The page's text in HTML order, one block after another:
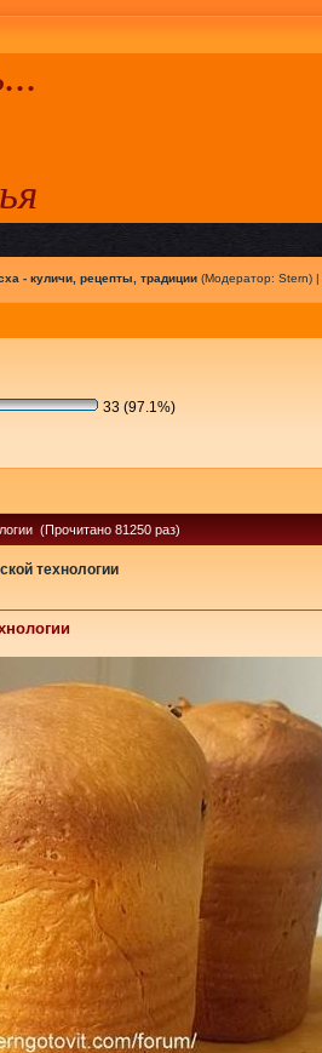
- куличи, рецепты, традиции(Модератор: Stern) |
33 (97.1%)
(Прочитано 81250 раз)
технологии